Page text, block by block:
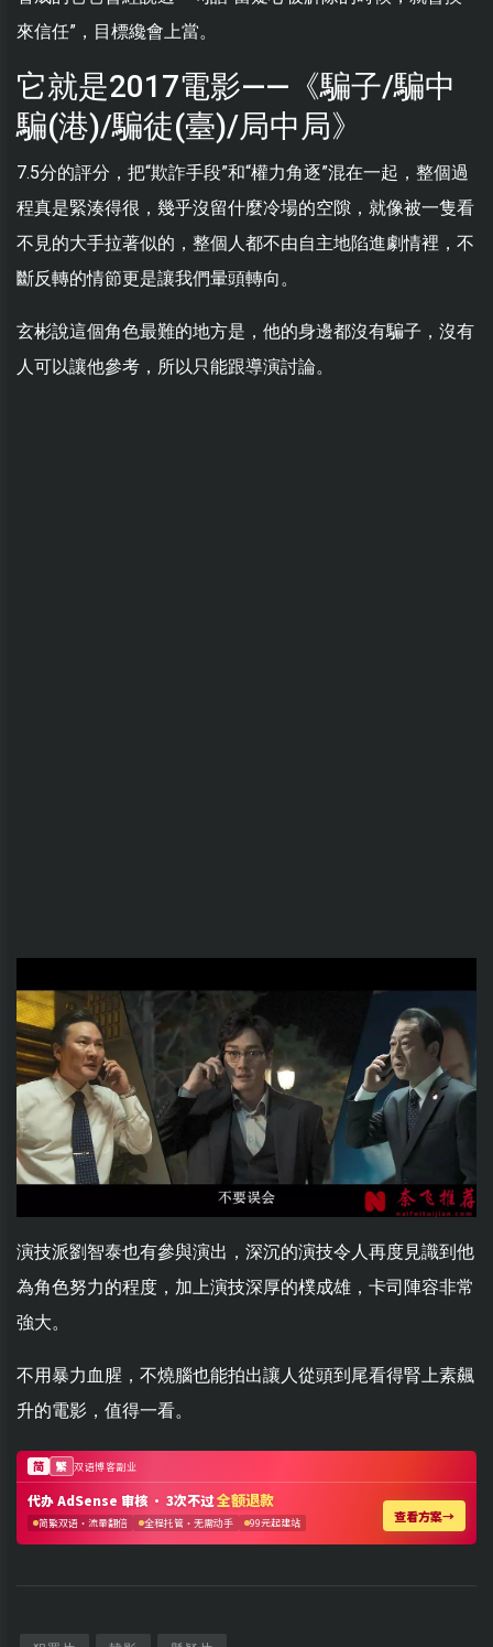
來信任”，目標纔會上當。
它就是2017電影——《騙子/騙中
騙(港)/騙徒(臺)/局中局》
7.5分的評分，把“欺詐手段”和“權力角逐”混在一起，整個過
程真是緊湊得很，幾乎沒留什麼冷場的空隙，就像被一隻看
不見的大手拉著似的，整個人都不由自主地陷進劇情裡，不
斷反轉的情節更是讓我們暈頭轉向。
玄彬說這個角色最難的地方是，他的身邊都沒有騙子，沒有
人可以讓他參考，所以只能跟導演討論。
演技派劉智泰也有參與演出，深沉的演技令人再度見識到他
為角色努力的程度，加上演技深厚的樸成雄，卡司陣容非常
強大。
不用暴力血腥，不燒腦也能拍出讓人從頭到尾看得腎上素飆
升的電影，值得一看。